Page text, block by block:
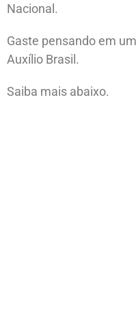
Nacional.
Gaste pensando em
Auxílio Brasil.
Saiba mais abaixo.